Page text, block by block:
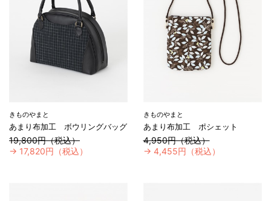
きものやまと
あまり布加工 ボウリングバッグ
19,800円（税込）
→ 17,820円（税込）
きものやまと
あまり布加工 ポシェット
4,950円（税込）
→ 4,455円（税込）